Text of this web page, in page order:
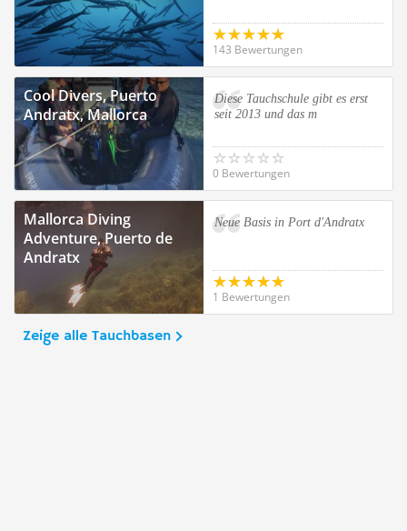
143 Bewertungen
Cool Divers, Puerto
Andratx, Mallorca
Diese Tauchschule gibt es erst
seit 2013 und das m
0 Bewertungen
Mallorca Diving
Adventure, Puerto de
Andratx
Neue Basis in Port d'Andratx
1 Bewertungen
Zeige alle Tauchbasen